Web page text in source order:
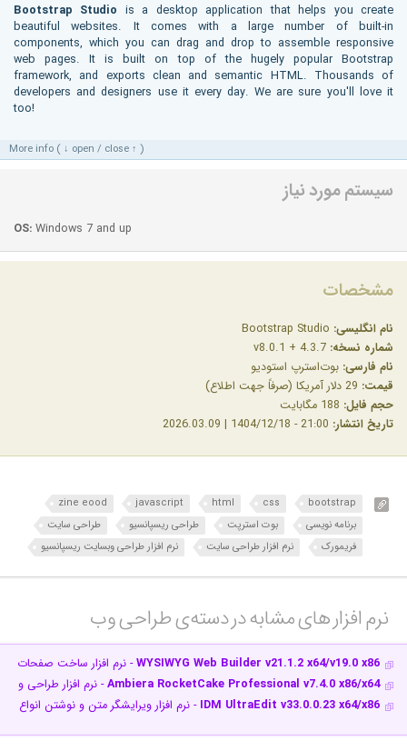
Bootstrap Studio is a desktop application that helps you create
beautiful websites. It comes with a large number of built-in
components, which you can drag and drop to assemble responsive
web pages. It is built on top of the hugely popular Bootstrap
framework, and exports clean and semantic HTML. Thousands of
developers and designers use it every day. We are sure you'll love it
too!
More info ( ↓ open / close ↑ )
سیستم مورد نیاز
OS: Windows 7 and up
مشخصات
نام انگلیسی:
شماره نسخه:
نام فارسی: بوت‌استرپ استودیو
قیمت:
حجم فایل:
تاریخ انتشار:
bootstrap
css
html
javascript
zine eood
برنامه نویسی
بوت استرپت طراحی ریسپانسیو
طراحی سایت
فریمورک
نرم افزار طراحی سایت نرم افزار طراحی وبسایت ریسپانسیو
نرم افزار های مشابه در دسته‌ی‌ طراحی وب‎
WYSIWYG Web Builder v21.1.2 x64/v19.0 x86- نرم افزار ساخت صفحات
Ambiera RocketCake Professional v7.4.0 x86/x64- نرم افزار طراحی
IDM UltraEdit v33.0.0.23 x64/x86 - نرم افزار ویرایشگر متن و نوشتن انواع